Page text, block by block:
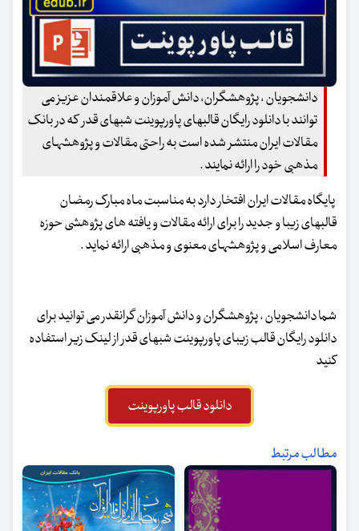
دانشجویان ، پژوهشگران، دانش آموزان و علاقمندان عزیز می
توانند با دانلود رایگان قالبهای پاورپوینت شبهای قدر که در بانک
مقالات ایران منتشر شده است به راحتی مقالات و پژوهشهای
مذهبی خود را ارائه نمایند .
پایگاه مقالات ایران افتخار دارد به مناسبت ماه مبارک رمضان
قالبهای زیبا و جدید را برای ارائه مقالات و یافته های پژوهشی حوزه
معارف اسلامی و پژوهشهای معنوی و مذهبی ارائه نماید .
شما دانشجویان ، پژوهشگران و دانش آموزان گرانقدر می توانید برای
دانلود رایگان قالب زیبای پاورپوینت شبهای قدر از لینک زیر استفاده
کنید
دانلود قالب پاورپوینت
مطالب مرتبط